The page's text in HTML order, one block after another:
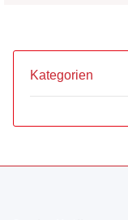
Kategorien